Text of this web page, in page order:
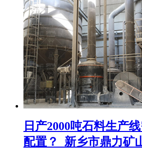
日产2000吨石料生产
配置？_新乡市鼎力矿